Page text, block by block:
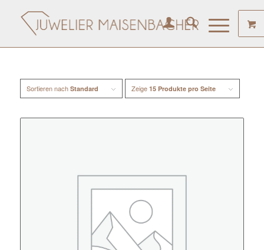
Sortieren nach Standard Zeige 15 Produkte pro Seite